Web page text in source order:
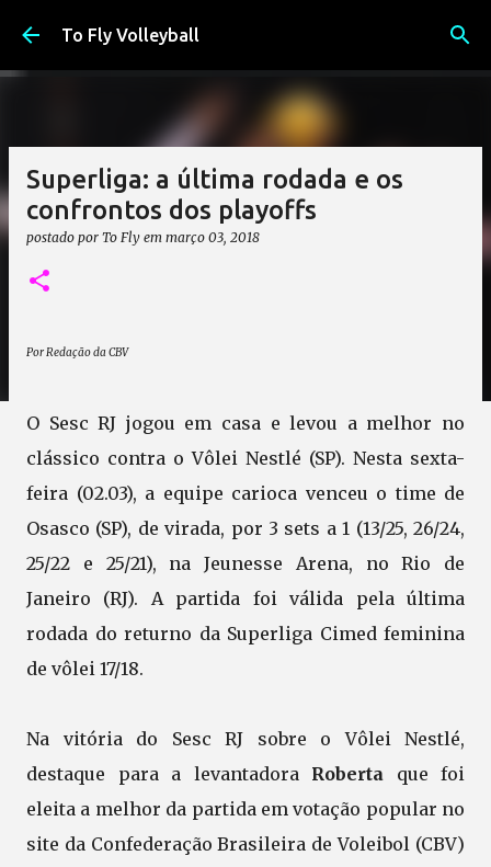
Pular para o conteúdo principal
To Fly Volleyball
Superliga: a última rodada e os
confrontos dos playoffs
postado por To Fly em março 03, 2018
Por Redação da CBV
O Sesc RJ jogou em casa e levou a melhor no
clássico contra o Vôlei Nestlé (SP). Nesta sexta-
feira (02.03), a equipe carioca venceu o time de
Osasco (SP), de virada, por 3 sets a 1 (13/25, 26/24,
25/22 e 25/21), na Jeunesse Arena, no Rio de
Janeiro (RJ). A partida foi válida pela última
rodada do returno da Superliga Cimed feminina
de vôlei 17/18.
Na vitória do Sesc RJ sobre o Vôlei Nestlé,
destaque para a levantadora Roberta que foi
eleita a melhor da partida em votação popular no
site da Confederação Brasileira de Voleibol (CBV)